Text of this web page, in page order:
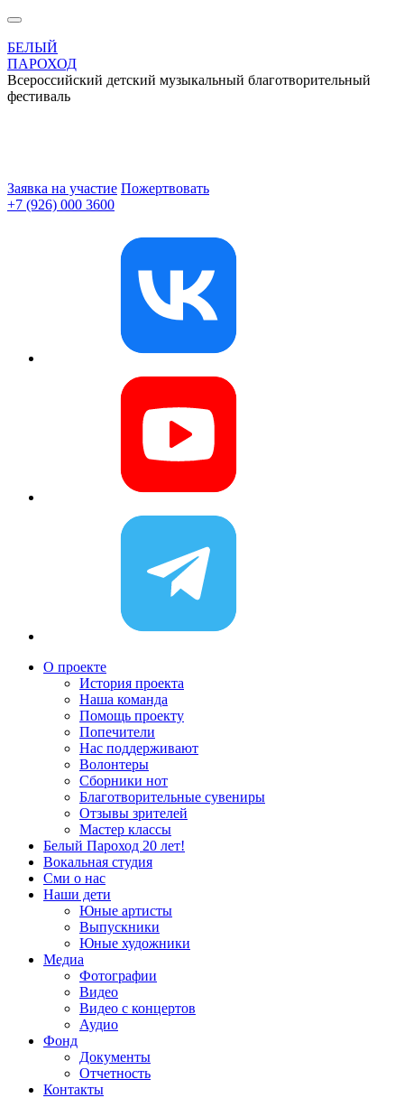
БЕЛЫЙ
ПАРОХОД
Всероссийский детский музыкальный благотворительный
фестиваль
Заявка на участие Пожертвовать
+7 (926) 000 3600
О проекте
История проекта
Наша команда
Помощь проекту
Попечители
Нас поддерживают
Волонтеры
Сборники нот
Благотворительные сувениры
Отзывы зрителей
Мастер классы
Белый Пароход 20 лет!
Вокальная студия
Сми о нас
Наши дети
Юные артисты
Выпускники
Юные художники
Медиа
Фотографии
Видео
Видео с концертов
Аудио
Фонд
Документы
Отчетность
Контакты